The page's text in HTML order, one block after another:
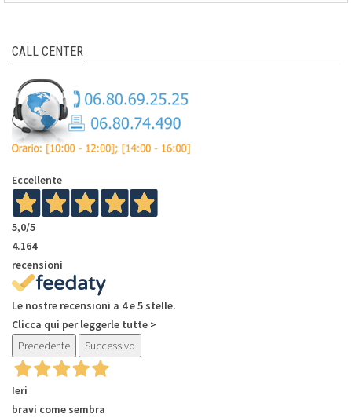
CALL CENTER
Eccellente
5,0/5
4.164
recensioni
Le nostre recensioni a 4 e 5 stelle.
Clicca qui per leggerle tutte >
Precedente
Successivo
Ieri
bravi come sembra